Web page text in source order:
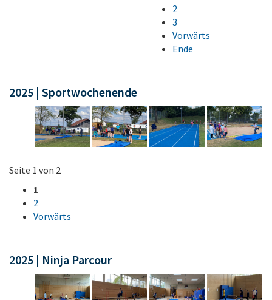
2
3
Vorwärts
Ende
2025 | Sportwochenende
Seite 1 von 2
1
2
Vorwärts
2025 | Ninja Parcour